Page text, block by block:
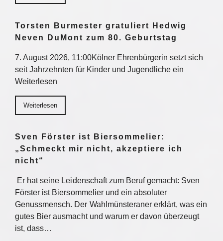
Torsten Burmester gratuliert Hedwig
Neven DuMont zum 80. Geburtstag
7. August 2026, 11:00Kölner Ehrenbürgerin setzt sich
seit Jahrzehnten für Kinder und Jugendliche ein
Weiterlesen
Weiterlesen
Sven Förster ist Biersommelier:
„Schmeckt mir nicht, akzeptiere ich
nicht“
Er hat seine Leidenschaft zum Beruf gemacht: Sven
Förster ist Biersommelier und ein absoluter
Genussmensch. Der Wahlmünsteraner erklärt, was ein
gutes Bier ausmacht und warum er davon überzeugt
ist, dass…